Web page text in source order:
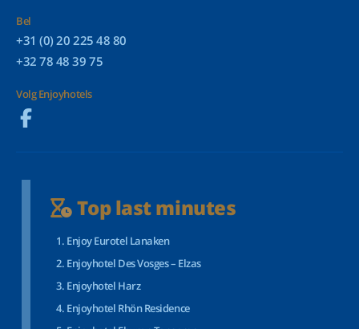
Bel
+31 (0) 20 225 48 80
+32 78 48 39 75
Volg Enjoyhotels
Top last minutes
Enjoy Eurotel Lanaken
Enjoyhotel Des Vosges – Elzas
Enjoyhotel Harz
Enjoyhotel Rhön Residence